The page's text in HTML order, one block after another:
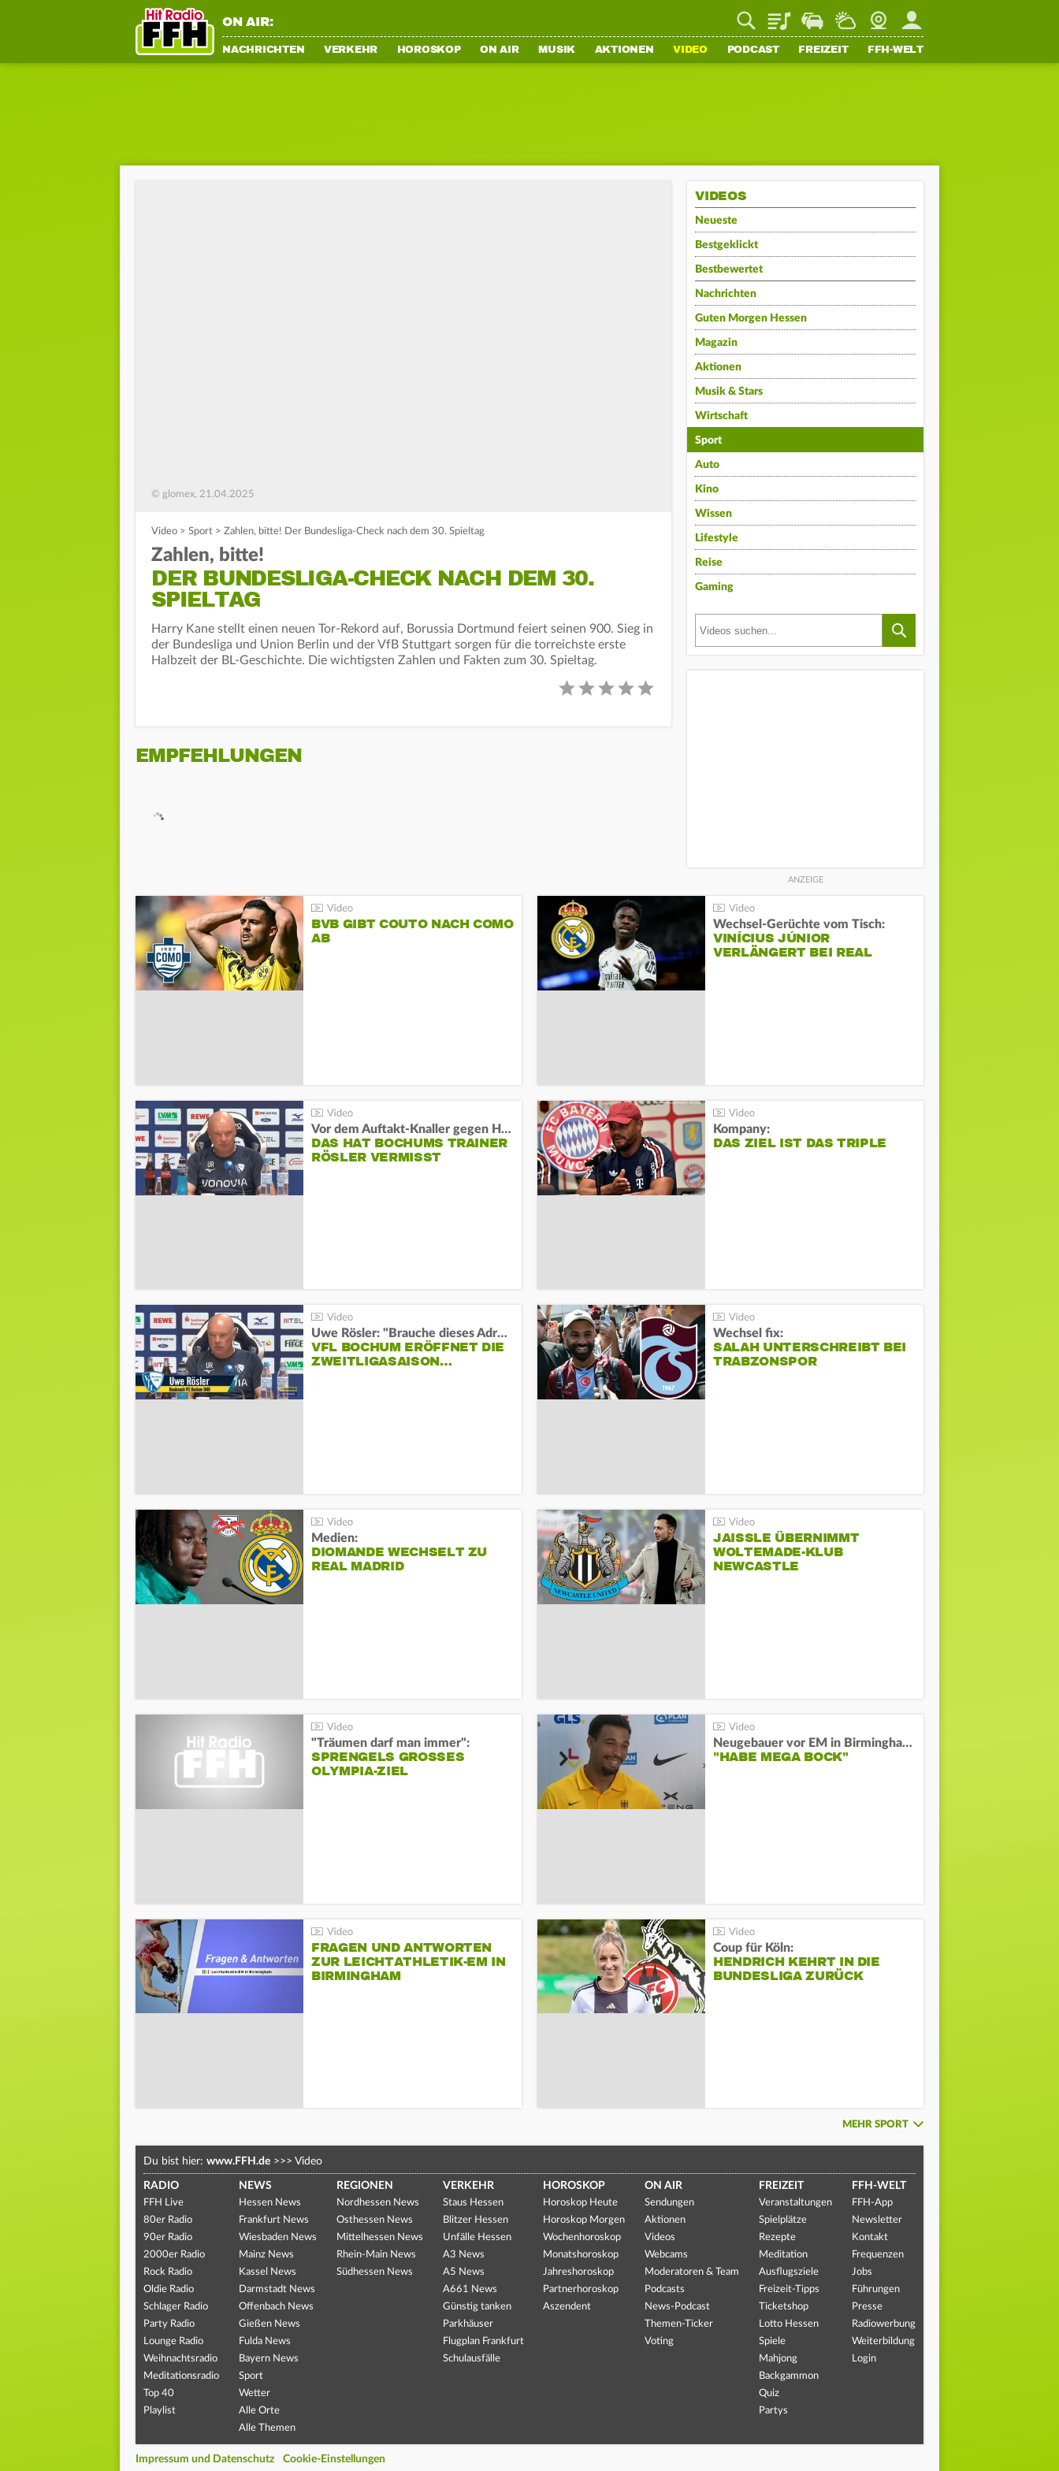
ON AIR: PlaylistStaupilotWetterWebcamMein FFH
NACHRICHTEN VERKEHR HOROSKOP ON AIR MUSIK AKTIONEN VIDEO PODCAST FREIZEIT FFH-WELT
© glomex, 21.04.2025
Video > Sport > Zahlen, bitte! Der Bundesliga-Check nach dem 30. Spieltag
Zahlen, bitte!
DER BUNDESLIGA-CHECK NACH DEM 30.
SPIELTAG
Harry Kane stellt einen neuen Tor-Rekord auf, Borussia Dortmund feiert seinen 900. Sieg in
der Bundesliga und Union Berlin und der VfB Stuttgart sorgen für die torreichste erste
Halbzeit der BL-Geschichte. Die wichtigsten Zahlen und Fakten zum 30. Spieltag.
EMPFEHLUNGEN
VIDEOS
Neueste
Bestgeklickt
Bestbewertet
Nachrichten
Guten Morgen Hessen
Magazin
Aktionen
Musik & Stars
Wirtschaft
Sport
Auto
Kino
Wissen
Lifestyle
Reise
Gaming
BVB GIBT COUTO NACH COMO
AB
Wechsel-Gerüchte vom Tisch:
VINÍCIUS JÚNIOR
VERLÄNGERT BEI REAL
Vor dem Auftakt-Knaller gegen Hertha:
DAS HAT BOCHUMS TRAINER
RÖSLER VERMISST
Kompany:
DAS ZIEL IST DAS TRIPLE
Uwe Rösler: "Brauche dieses Adrenalin"
VFL BOCHUM ERÖFFNET DIE
ZWEITLIGASAISON…
Wechsel fix:
SALAH UNTERSCHREIBT BEI
TRABZONSPOR
Medien:
DIOMANDE WECHSELT ZU
REAL MADRID
JAISSLE ÜBERNIMMT
WOLTEMADE-KLUB
NEWCASTLE
"Träumen darf man immer":
SPRENGELS GROSSES O
LYMPIA-ZIEL
Neugebauer vor EM in Birmingham:
"HABE MEGA BOCK"
FRAGEN UND ANTWORTEN
ZUR LEICHTATHLETIK-EM IN
BIRMINGHAM
Coup für Köln:
HENDRICH KEHRT IN DIE
BUNDESLIGA ZURÜCK
MEHR SPORT
Du bist hier: www.FFH.de >>> Video
RADIO
FFH Live
80er Radio
90er Radio
2000er Radio
Rock Radio
Oldie Radio
Schlager Radio
Party Radio
Lounge Radio
Weihnachtsradio
Meditationsradio
Top 40
Playlist
NEWS
Hessen News
Frankfurt News
Wiesbaden News
Mainz News
Kassel News
Darmstadt News
Offenbach News
Gießen News
Fulda News
Bayern News
Sport
Wetter
Alle Orte
Alle Themen
REGIONEN
Nordhessen News
Osthessen News
Mittelhessen News
Rhein-Main News
Südhessen News
VERKEHR
Staus Hessen
Blitzer Hessen
Unfälle Hessen
A3 News
A5 News
A661 News
Günstig tanken
Parkhäuser
Flugplan Frankfurt
Schulausfälle
HOROSKOP
Horoskop Heute
Horoskop Morgen
Wochenhoroskop
Monatshoroskop
Jahreshoroskop
Partnerhoroskop
Aszendent
ON AIR
Sendungen
Aktionen
Videos
Webcams
Moderatoren & Team
Podcasts
News-Podcast
Themen-Ticker
Voting
FREIZEIT
Veranstaltungen
Spielplätze
Rezepte
Meditation
Ausflugsziele
Freizeit-Tipps
Ticketshop
Lotto Hessen
Spiele
Mahjong
Backgammon
Quiz
Partys
FFH-WELT
FFH-App
Newsletter
Kontakt
Frequenzen
Jobs
Führungen
Presse
Radiowerbung
Weiterbildung
Login
Impressum und Datenschutz Cookie-Einstellungen